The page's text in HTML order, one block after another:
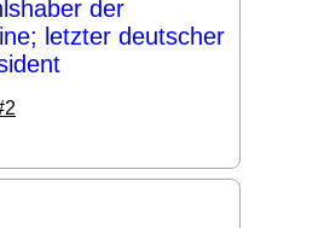
der
letzter deutscher